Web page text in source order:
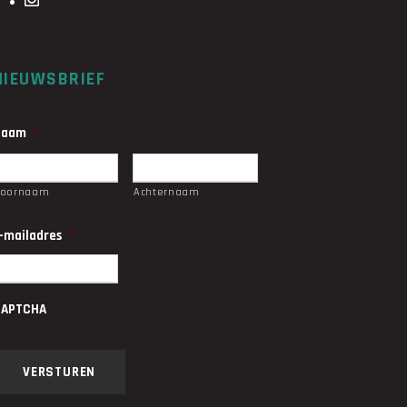
*
Achternaam
mailadres *